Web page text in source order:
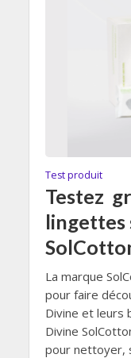
Test produit
Testez
lingettes
La marque
pour faire
Divine et leurs
Divine
pour nettoyer,